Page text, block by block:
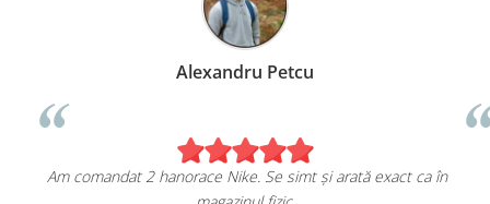
Alexandru Petcu
Am comandat 2 hanorace Nike. Se simt și arată exact ca în